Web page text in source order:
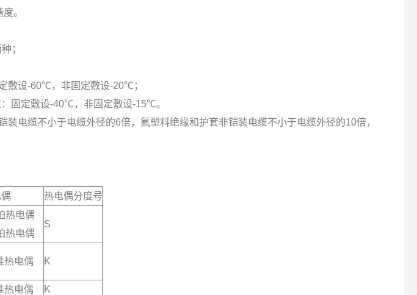
。
；
敷设-60℃，非固定敷设-20℃；
-40℃，非固定敷设-15℃。
装电缆不小于电缆外径的6倍，氟塑料绝缘和护套非铠装电缆不小于电缆外径的10倍，
热电偶分度号
热电偶
热电偶
S
热电偶 K
热电偶
K